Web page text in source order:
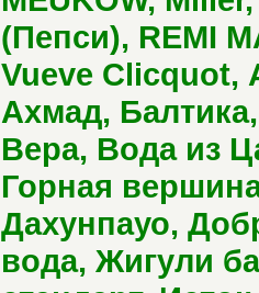
(Пепси), REMI
Vueve
Ахмад,
Вера, Вода из
Горная
Дахунпауо,
вода, Жигули